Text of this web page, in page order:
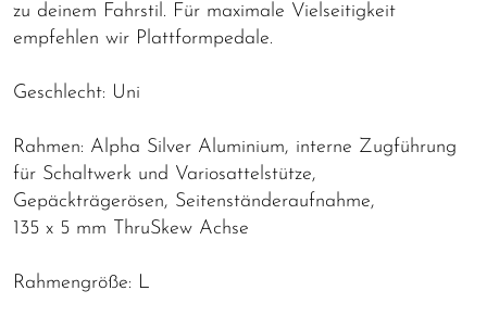
zu deinem Fahrstil. Für maximale Vielseitigkeit
empfehlen wir Plattformpedale.
Geschlecht: Uni
Rahmen: Alpha Silver Aluminium, interne Zugführung
für Schaltwerk und Variosattelstütze,
Gepäckträgerösen, Seitenständeraufnahme,
135 x 5 mm ThruSkew Achse
Rahmengröße: L